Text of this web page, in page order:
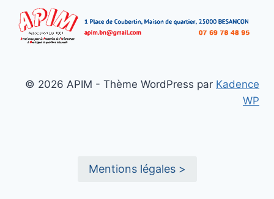
© 2026 APIM - Thème WordPress par Kadence
WP
Mentions légales >